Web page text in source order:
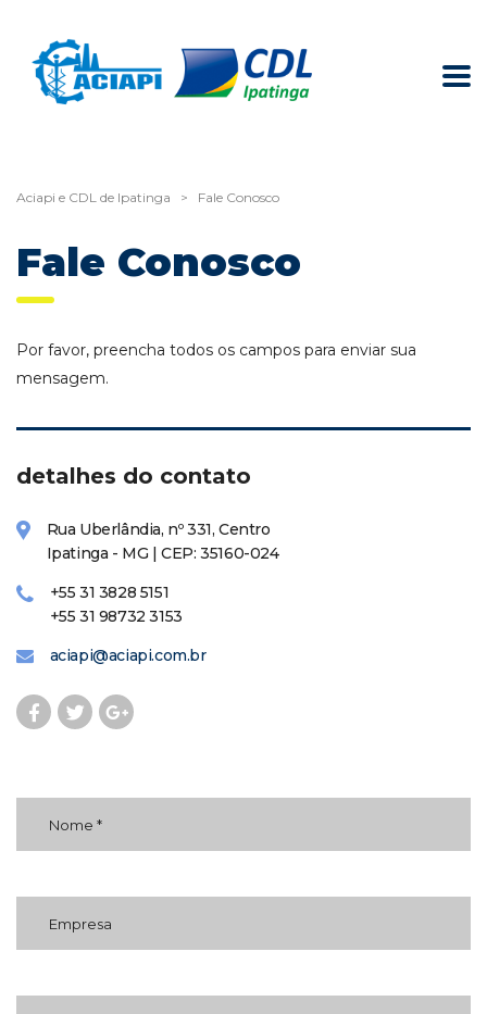
Aciapi e CDL de Ipatinga > Fale Conosco
Fale Conosco
Por favor, preencha todos os campos para enviar sua
mensagem.
detalhes do contato
Rua Uberlândia, nº 331, Centro
Ipatinga - MG | CEP: 35160-024
+55 31 3828 5151
+55 31 98732 3153
aciapi@aciapi.com.br